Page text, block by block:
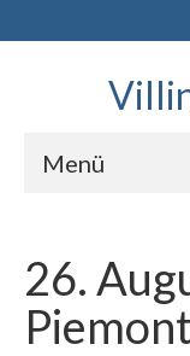
Menü
Wir über uns
Termine
26.